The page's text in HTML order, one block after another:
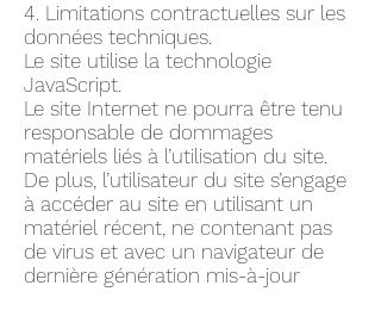
4. Limitations contractuelles sur les
données techniques.
Le site utilise la technologie
JavaScript.
Le site Internet ne pourra être tenu
responsable de dommages
matériels liés à l’utilisation du site.
De plus, l’utilisateur du site s’engage
à accéder au site en utilisant un
matériel récent, ne contenant pas
de virus et avec un navigateur de
dernière génération mis-à-jour